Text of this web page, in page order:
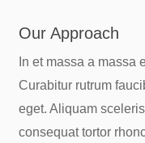
Our Approach
In et massa a massa
Curabitur rutrum
eget. Aliquam
consequat tortor